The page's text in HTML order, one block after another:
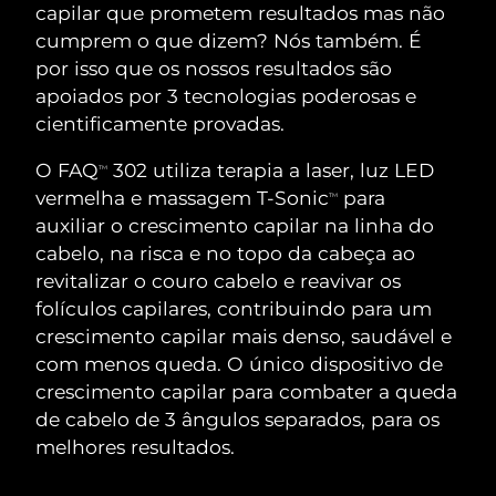
capilar que prometem resultados mas não
cumprem o que dizem? Nós também. É
por isso que os nossos resultados são
apoiados por 3 tecnologias poderosas e
cientificamente provadas.
O FAQTM
302 utiliza terapia a laser, luz LED
vermelha e massagem T-SonicTM
para
auxiliar o crescimento capilar na linha do
cabelo, na risca e no topo da cabeça ao
revitalizar o couro cabelo e reavivar os
folículos capilares, contribuindo para um
crescimento capilar mais denso, saudável e
com menos queda. O único dispositivo de
crescimento capilar para combater a queda
de cabelo de 3 ângulos separados, para os
melhores resultados.
Limpeza facial
LUNA™ 4 kit
Anti-aging massage
LUNA™ 4 Plus
Massage, LED heating
LUNA™ 4 Men
For men, anti-aging massage
Lifting facial
BEAR™ 2 kit
Microcurrent toning
BEAR™ 2 go
Microcurrent toning on-the-go
BEAR™ 2 eyes & lips
Microcurrent line smoothing device
Hidratação
UFO™ 3 kit
Deep facial hydration
UFO™ 3 LED
Near-infrared and red light therapy
device
Cuidado oral
issa™ 4
Hybrid silicone sonic toothbrush
issa™ 4 plus
Smart hybrid silicone sonic toothbrush
TRATAMENTO ANTIENVELHECIMENTO
FAQ™
NEW
Áustria Entrega prevista 8/10/26
Barein Entrega prevista
Bermudas Entrega prevista
Bósnia e
Herzegovina
Entrega prevista8/13/26
Brunei Entrega prevista8/15/26
Bulgária Entrega prevista8/10/26
Canadá Entrega prevista8/14/26